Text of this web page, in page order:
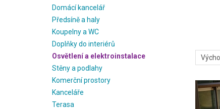
Domácí kancelář
Předsíně a haly
Koupelny a WC
Doplňky do interiérů
Osvětlení a elektroinstalace
Stěny a podlahy
Komerční prostory
Kanceláře
Terasa